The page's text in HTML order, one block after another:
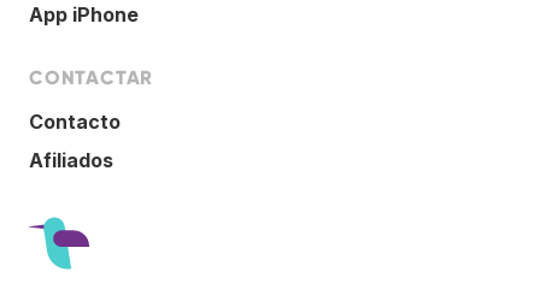
App iPhone
CONTACTAR
Contacto
Afiliados